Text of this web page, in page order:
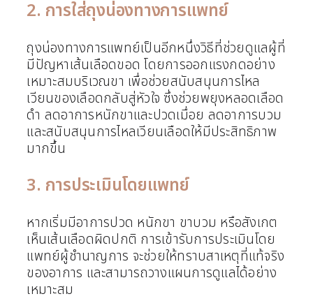
2. การใส่ถุงน่องทางการแพทย์
ถุงน่องทางการแพทย์เป็นอีกหนึ่งวิธีที่ช่วยดูแลผู้ที่
มีปัญหาเส้นเลือดขอด โดยการออกแรงกดอย่าง
เหมาะสมบริเวณขา เพื่อช่วยสนับสนุนการไหล
เวียนของเลือดกลับสู่หัวใจ ซึ่งช่วยพยุงหลอดเลือด
ดำ ลดอาการหนักขาและปวดเมื่อย ลดอาการบวม
และสนับสนุนการไหลเวียนเลือดให้มีประสิทธิภาพ
มากขึ้น
3. การประเมินโดยแพทย์
หากเริ่มมีอาการปวด หนักขา ขาบวม หรือสังเกต
เห็นเส้นเลือดผิดปกติ การเข้ารับการประเมินโดย
แพทย์ผู้ชำนาญการ จะช่วยให้ทราบสาเหตุที่แท้จริง
ของอาการ และสามารถวางแผนการดูแลได้อย่าง
เหมาะสม